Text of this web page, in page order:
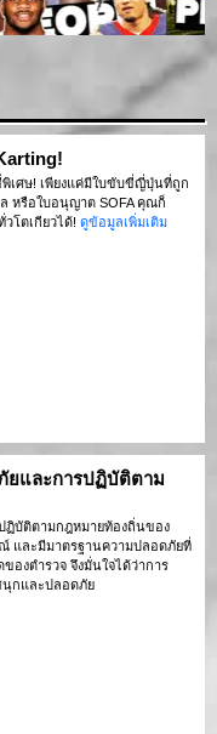
เศษ! เพียงแค่มีใบขับขี่ญี่ปุ่นที่ถูก
หรือใบอนุญาต SOFA คุณก็
โตเกียวได้! ดูข้อมูลเพิ่มเติม
ยและการปฏิบัติตาม
ฏิบัติตามกฎหมายท้องถิ่นของ
และมีมาตรฐานความปลอดภัยที่
องตำรวจ จึงมั่นใจได้ว่าการ
กและปลอดภัย